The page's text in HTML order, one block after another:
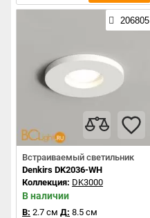
206805
Встраиваемый светильник
Denkirs DK2036-WH
Коллекция: DK3000
В наличии
В: 2.7 см Д: 8.5 см